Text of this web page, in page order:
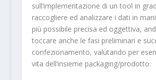
sull’implementazione di un tool in
raccogliere ed analizzare i dati in
più possibile precisa ed oggettiva,
toccare anche le fasi preliminari e
confezionamento, valutando per
vita dell’insieme packaging/prodotto.